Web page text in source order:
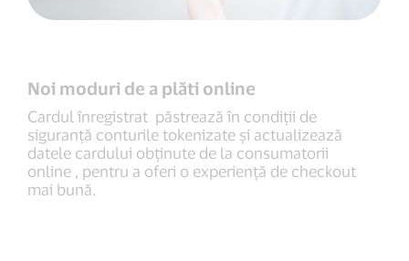
Noi moduri de a plăti online
Cardul înregistrat păstrează în condiții de
siguranță conturile tokenizate și actualizează
datele cardului obținute de la consumatorii
online , pentru a oferi o experiență de checkout
mai bună.